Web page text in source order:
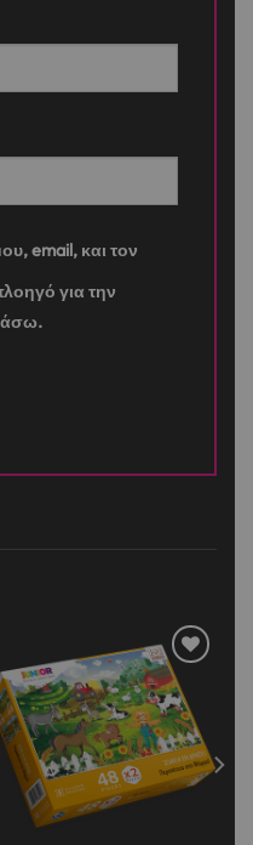
email, και τον
για την
Add to
wishlist